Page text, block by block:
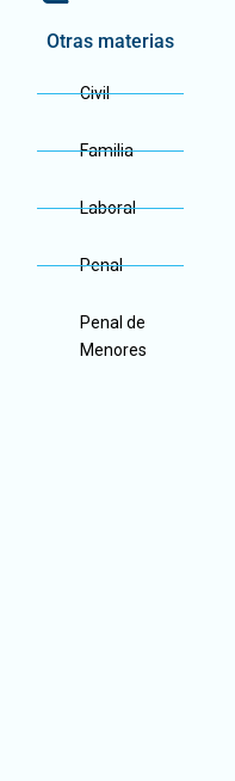
Otras materias
Civil
Familia
Laboral
Penal
Penal de
Menores